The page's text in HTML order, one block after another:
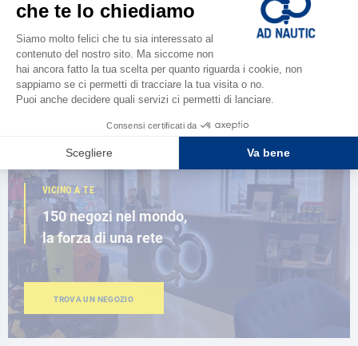
CATALOGARE
Scopri la
nuova guida AD 2026
VICINO A TE
150 negozi nel mondo,
la forza di una rete
TROVA UN NEGOZIO